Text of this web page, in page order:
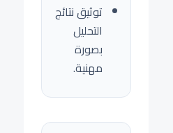
توثيق نتائج
التحليل
بصورة
مهنية.